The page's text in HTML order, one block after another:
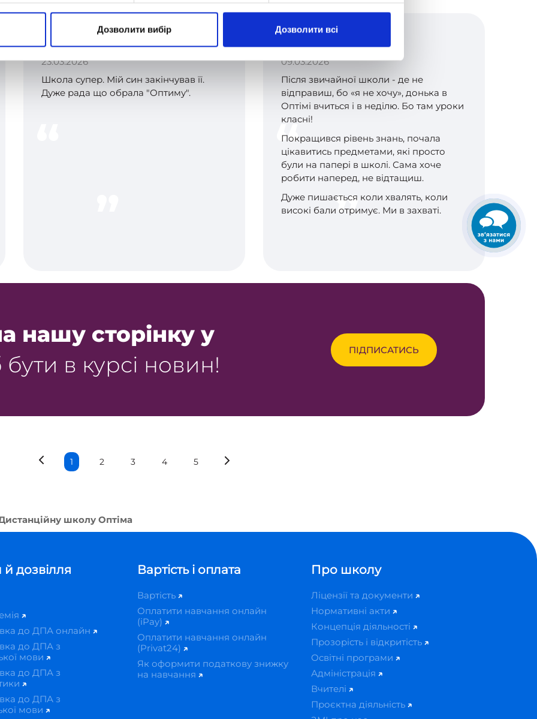
Дозволити вибір Дозволити всі
23.03.2026
Школа супер. Мій син закінчував її.
Дуже рада що обрала "Оптиму".
09.03.2026
Після звичайної школи - де не
відправиш, бо «я не хочу», донька в
Оптімі вчиться і в неділю. Бо там уроки
класні!
Покращився рівень знань, почала
цікавитись предметами, які просто
були на папері в школі. Сама хоче
робити наперед, не відтащиш.
Дуже пишається коли хвалять, коли
високі бали отримує. Ми в захваті.
нашу сторінку у
в курсі новин!
ПІДПИСАТИСЬ
1 2 3 4 5
школу Оптіма
й дозвілля
до ДПА онлайн
до ДПА з
мови
до ДПА з
до ДПА з
мови
Вартість і оплата
Вартість
Оплатити навчання онлайн
(iPay)
Оплатити навчання онлайн
(Privat24)
Як оформити податкову знижку
на навчання
Про школу
Ліцензії та документи
Нормативні акти
Концепція діяльності
Прозорість і відкритість
Освітні програми
Адміністрація
Вчителі
Проєктна діяльність